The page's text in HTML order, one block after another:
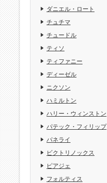
ダニエル・ロート
チュチマ
チュードル
ティソ
ティファニー
ディーゼル
ニクソン
ハミルトン
ハリー・ウィンストン
パテック・フィリップ
パネライ
ビクトリノックス
ピアジェ
フォルティス